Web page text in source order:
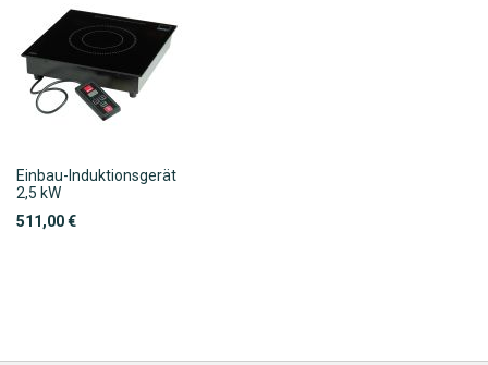
Einbau-Induktionsgerät
2,5 kW
511,00 €